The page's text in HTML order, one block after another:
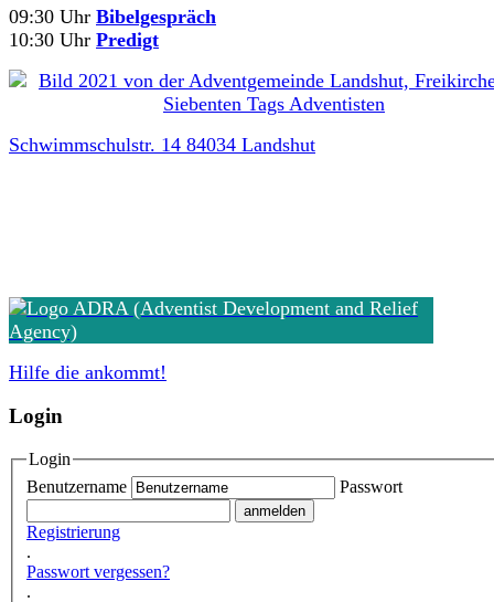
09:30 Uhr Bibelgespräch
10:30 Uhr Predigt
Schwimmschulstr. 14 84034 Landshut
Hilfe die ankommt!
Login
Login
Benutzername
Passwort
Registrierung
.
Passwort vergessen?
.